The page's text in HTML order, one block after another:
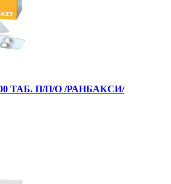
ТАБ. П/П/О /РАНБАКСИ/